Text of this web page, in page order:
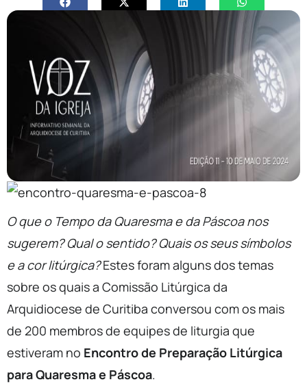
O que o Tempo da Quaresma e da Páscoa nos
sugerem? Qual o sentido? Quais os seus símbolos
e a cor litúrgica?Estes foram alguns dos temas
sobre os quais a Comissão Litúrgica da
Arquidiocese de Curitiba conversou com os mais
de 200 membros de equipes de liturgia que
estiveram no Encontro de Preparação Litúrgica
para Quaresma e Páscoa.